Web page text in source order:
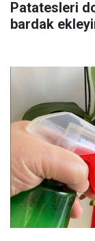
Patatesleri
bardak